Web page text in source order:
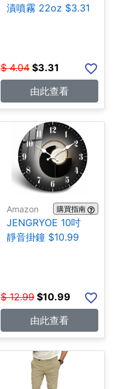
漬噴霧 22oz $3.31
$ 4.04 $3.31
由此查看
Amazon 購買指南
JENGRYOE 10吋
靜音掛鐘 $10.99
$ 12.99 $10.99
由此查看